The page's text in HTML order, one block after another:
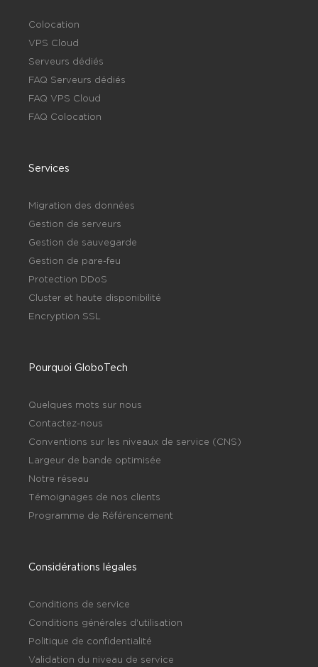
Colocation
VPS Cloud
Serveurs dédiés
FAQ Serveurs dédiés
FAQ VPS Cloud
FAQ Colocation
Services
Migration des données
Gestion de serveurs
Gestion de sauvegarde
Gestion de pare-feu
Protection DDoS
Cluster et haute disponibilité
Encryption SSL
Pourquoi GloboTech
Quelques mots sur nous
Contactez-nous
Conventions sur les niveaux de service (CNS)
Largeur de bande optimisée
Notre réseau
Témoignages de nos clients
Programme de Référencement
Considérations légales
Conditions de service
Conditions générales d'utilisation
Politique de confidentialité
Validation du niveau de service